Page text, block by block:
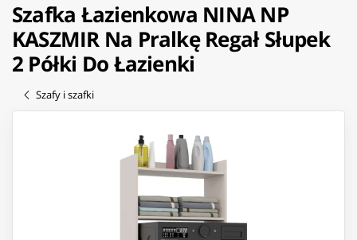
Szafka Łazienkowa NINA NP
KASZMIR Na Pralkę Regał Słupek
2 Półki Do Łazienki
Szafy i szafki